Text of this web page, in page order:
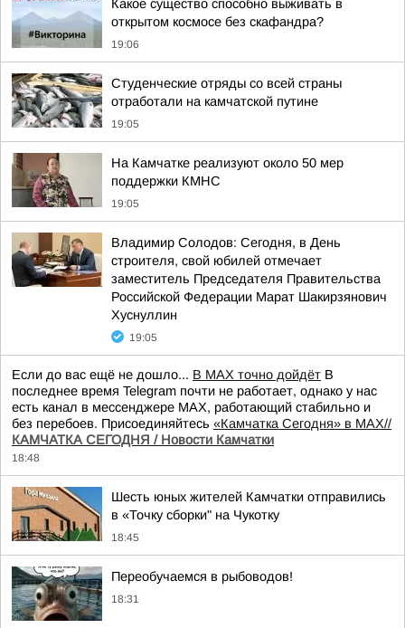
Какое существо способно выживать в
открытом космосе без скафандра?
19:06
Студенческие отряды со всей страны
отработали на камчатской путине
19:05
На Камчатке реализуют около 50 мер
поддержки КМНС
19:05
Владимир Солодов: Сегодня, в День
строителя, свой юбилей отмечает
заместитель Председателя Правительства
Российской Федерации Марат Шакирзянович
Хуснуллин
19:05
Если до вас ещё не дошло... В MAX точно дойдёт В
последнее время Telegram почти не работает, однако у нас
есть канал в мессенджере MAX, работающий стабильно и
без перебоев. Присоединяйтесь «Камчатка Сегодня» в MAX//
КАМЧАТКА СЕГОДНЯ / Новости Камчатки
18:48
Шесть юных жителей Камчатки отправились
в «Точку сборки" на Чукотку
18:45
Переобучаемся в рыбоводов!
18:31